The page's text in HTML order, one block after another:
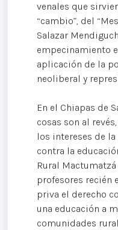
venales que
“cambio”, del
Salazar
empecinamiento
aplicación de la
neoliberal y
En el Chiapas de
cosas son al
los intereses de
contra la
Rural
profesores recién
priva el derecho
una educación a
comunidades